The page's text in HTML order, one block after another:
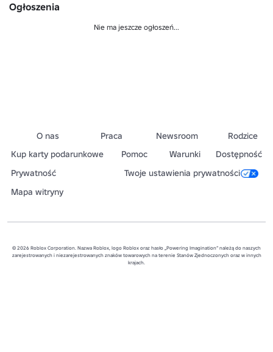
Ogłoszenia
Nie ma jeszcze ogłoszeń...
O nas Praca Newsroom
Rodzice
Kup karty podarunkowe
Pomoc Warunki
Dostępność
Prywatność
Twoje ustawienia prywatności
Mapa witryny
© 2026 Roblox Corporation. Nazwa Roblox, logo Roblox oraz hasło „Powering Imagination” należą do naszych
zarejestrowanych i niezarejestrowanych znaków towarowych na terenie Stanów Zjednoczonych oraz w innych
krajach.